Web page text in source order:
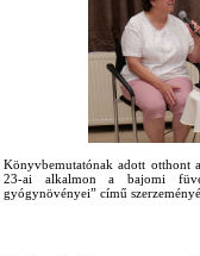
Könyvbemutatónak adott otthont
23-ai alkalmon a bajomi
gyógynövényei” című